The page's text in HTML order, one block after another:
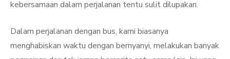
kebersamaan dalam perjalanan tentu sulit dilupakan.
Dalam perjalanan dengan bus, kami biasanya
menghabiskan waktu dengan bernyanyi, melakukan banyak